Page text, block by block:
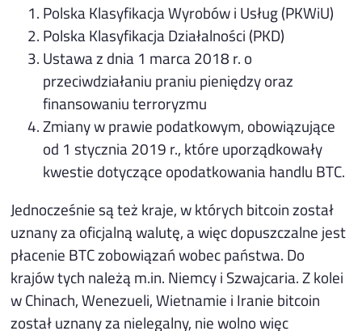
Polska Klasyfikacja Wyrobów i Usług (PKWiU)
Polska Klasyfikacja Działalności (PKD)
Ustawa z dnia 1 marca 2018 r. o
przeciwdziałaniu praniu pieniędzy oraz
finansowaniu terroryzmu
Zmiany w prawie podatkowym, obowiązujące
od 1 stycznia 2019 r., które uporządkowały
kwestie dotyczące opodatkowania handlu BTC.
Jednocześnie są też kraje, w których bitcoin został
uznany za oficjalną walutę, a więc dopuszczalne jest
płacenie BTC zobowiązań wobec państwa. Do
krajów tych należą m.in. Niemcy i Szwajcaria. Z kolei
w Chinach, Wenezueli, Wietnamie i Iranie bitcoin
został uznany za nielegalny, nie wolno więc